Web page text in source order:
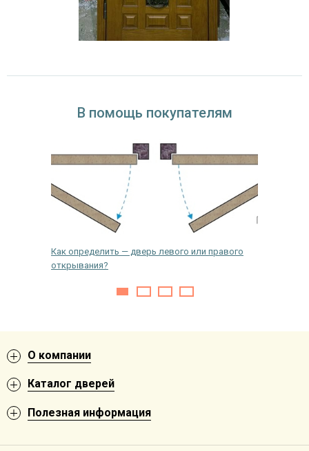
В помощь покупателям
Как определить — дверь левого или правого
открывания?
О компании
Каталог дверей
Полезная информация